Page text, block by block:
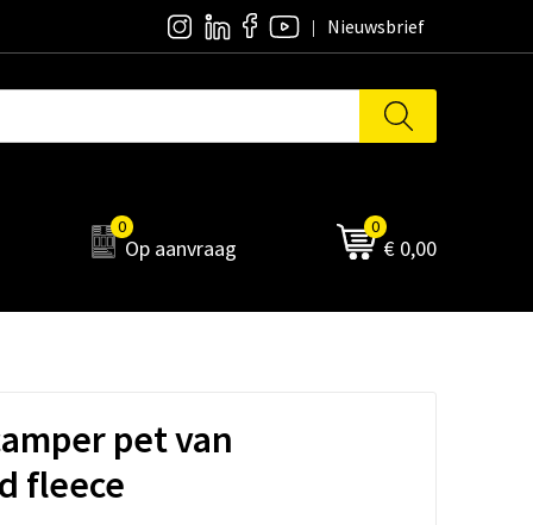
Nieuwsbrief
0
Op aanvraag
0
€ 0,00
pet van
fleece